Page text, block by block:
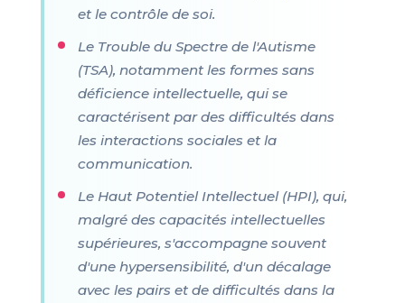
et le contrôle de soi.
Le Trouble du Spectre de l'Autisme
(TSA), notamment les formes sans
déficience intellectuelle, qui se
caractérisent par des difficultés dans
les interactions sociales et la
communication.
Le Haut Potentiel Intellectuel (HPI), qui,
malgré des capacités intellectuelles
supérieures, s'accompagne souvent
d'une hypersensibilité, d'un décalage
avec les pairs et de difficultés dans la